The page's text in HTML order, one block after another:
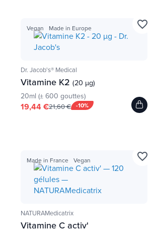
Vegan Made in Europe
Dr. Jacob's® Medical
Vitamine K2 (20 µg)
20ml (± 600 gouttes)
-10%
19,44 €21,60 €
favorite_border
Made in France Vegan
NATURAMedicatrix
Vitamine C activ'
favorite_border